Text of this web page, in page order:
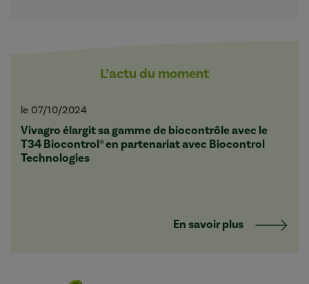
L’actu du moment
le 07/10/2024
Vivagro élargit sa gamme de biocontrôle avec le
T34 Biocontrol® en partenariat avec Biocontrol
Technologies
En savoir plus